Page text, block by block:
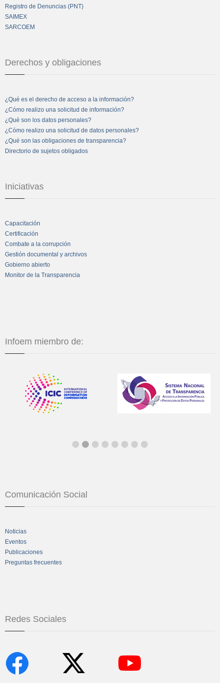
Registro de Denuncias (PNT)
SAIMEX
SARCOEM
Derechos y obligaciones
¿Qué es el derecho de acceso a la información?
¿Cómo realizo una solicitud de información?
¿Qué son los datos personales?
¿Cómo realizo una solicitud de datos personales?
¿Qué son las obligaciones de transparencia?
Directorio de sujetos obligados
Iniciativas
Capacitación
Certificación
Combate a la corrupción
Gestión documental y archivos
Gobierno abierto
Monitor de la Transparencia
Infoem miembro de:
Comunicación Social
Noticias
Eventos
Publicaciones
Preguntas frecuentes
Redes Sociales